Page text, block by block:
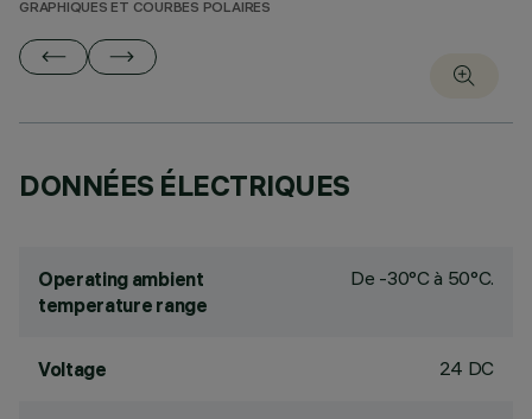
GRAPHIQUES ET COURBES POLAIRES
DONNÉES ÉLECTRIQUES
Operating ambient
temperature range
De -30°C à 50°C.
Voltage 24 DC